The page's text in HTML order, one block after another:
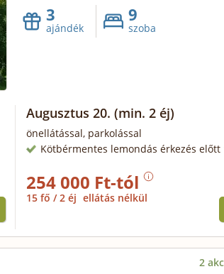
3
ajándék
9
szoba
Augusztus 20. (min. 2 éj)
önellátással, parkolással
Kötbérmentes lemondás érkezés előtt
254 000 Ft-tól
15 fő / 2 éj ellátás nélkül
2